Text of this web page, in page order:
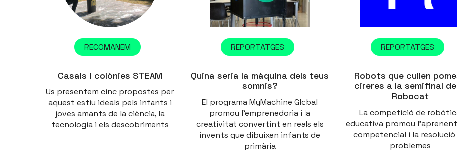
RECOMANEM
Casals i colònies STEAM
Us presentem cinc propostes per
aquest estiu ideals pels infants i
joves amants de la ciència, la
tecnologia i els descobriments
REPORTATGES
Quina seria la màquina dels teus
somnis?
El programa MyMachine Global
promou l’emprenedoria i la
creativitat convertint en reals els
invents que dibuixen infants de
primària
REPORTATGES
Robots que cullen
cireres a la semifinal
Robocat
La competició de
educativa promou
competencial i la resolució
problemes